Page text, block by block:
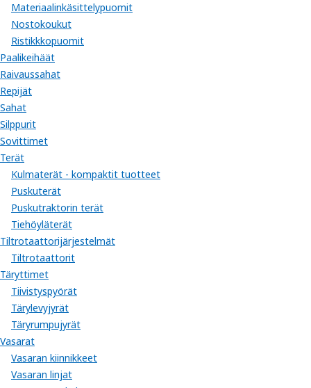
Materiaalinkäsittelypuomit
Nostokoukut
Ristikkkopuomit
Paalikeihäät
Raivaussahat
Repijät
Sahat
Silppurit
Sovittimet
Terät
Kulmaterät - kompaktit tuotteet
Puskuterät
Puskutraktorin terät
Tiehöyläterät
Tiltrotaattorijärjestelmät
Tiltrotaattorit
Täryttimet
Tiivistyspyörät
Tärylevyjyrät
Täryrumpujyrät
Vasarat
Vasaran kiinnikkeet
Vasaran linjat